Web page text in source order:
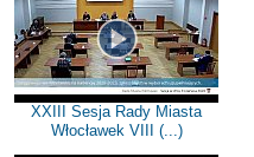
XXIII Sesja Rady Miasta
Włocławek VIII (...)